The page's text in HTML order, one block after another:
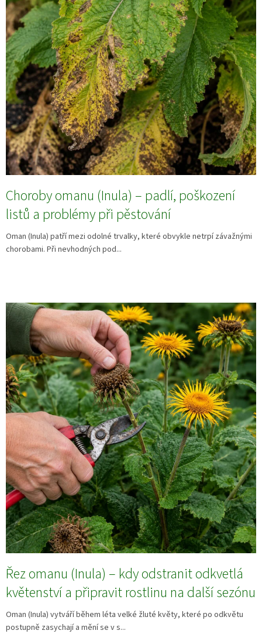
Choroby omanu (Inula) – padlí, poškození
listů a problémy při pěstování
Oman (Inula) patří mezi odolné trvalky, které obvykle netrpí závažnými
chorobami. Při nevhodných pod...
Řez omanu (Inula) – kdy odstranit odkvetlá
květenství a připravit rostlinu na další sezónu
Oman (Inula) vytváří během léta velké žluté květy, které po odkvětu
postupně zasychají a mění se v s...